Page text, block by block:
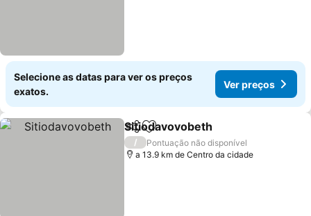
Selecione as datas para ver os preços
exatos.
Ver preços
PartilharAdicionar aos favoritos
Sitiodavovobeth
/
Pontuação não disponível
a 13.9 km de Centro da cidade